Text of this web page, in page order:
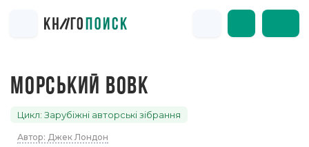
МОРСЬКИЙ ВОВК
Цикл: Зарубіжні авторські зібрання
Автор: Джек Лондон